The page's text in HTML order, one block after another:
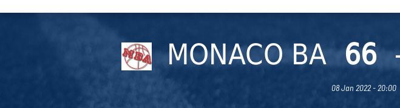
MONACO BA 66
08 Jan 2022 - 20:00